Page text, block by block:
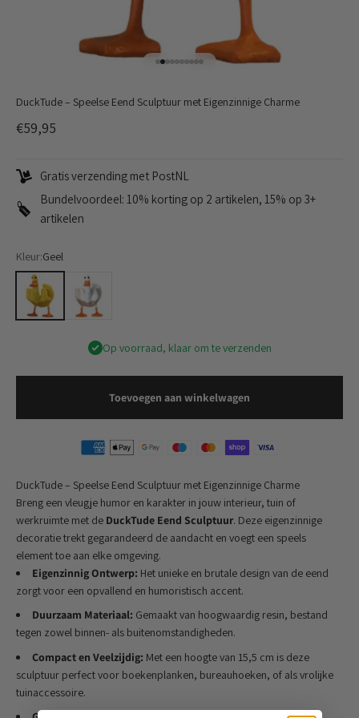
DuckTude – Speelse Eend Sculptuur met Eigenzinnige Charme
Aanbiedingsprijs
€59,95
Gratis verzending met PostNL
Bundelvoordeel: 10% korting op 2 artikelen, 15% op 3+
artikelen
Kleur:Geel
Geel
Op voorraad, klaar om te verzenden
Toevoegen aan winkelwagen
DuckTude – Speelse Eend Sculptuur met Eigenzinnige Charme
Breng een vleugje humor en karakter in jouw interieur, tuin of
werkruimte met de DuckTude Eend Sculptuur. Deze eigenzinnige
decoratie trekt gegarandeerd de aandacht en voegt een speels
element toe aan elke omgeving.
Eigenzinnig Ontwerp: Het unieke en brutale design van de eend
zorgt voor een opvallend en humoristisch accent.
Duurzaam Materiaal: Gemaakt van hoogwaardig resin, bestand
tegen zowel binnen- als buitenomstandigheden.
Compact en Veelzijdig: Met een hoogte van 15,5 cm is deze
sculptuur perfect voor boekenplanken, bureauhoeken, of als vrolijke
tuinaccessoire.